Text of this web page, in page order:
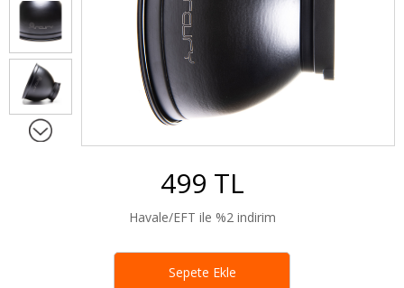
499 TL
Havale/EFT ile %2 indirim
Sepete Ekle